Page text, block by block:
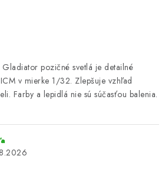
pozičné svetlá je detailné
v mierke 1/32. Zlepšuje vzhľad
Farby a lepidlá nie sú súčasťou balenia.